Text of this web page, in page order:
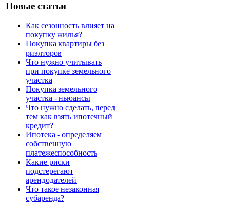
Новые статьи
Как сезонность влияет на
покупку жилья?
Покупка квартиры без
риэлторов
Что нужно учитывать
при покупке земельного
участка
Покупка земельного
участка - ньюансы
Что нужно сделать, перед
тем как взять ипотечный
кредит?
Ипотека - определяем
собственную
платежеспособность
Какие риски
подстерегают
арендодателей
Что такое незаконная
субаренда?